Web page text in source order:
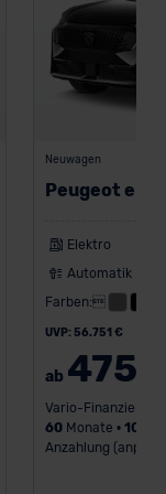
Neuwagen
Peugeot e-
Elektro
Automatik
Farben:
UVP: 56.751 €
ab 475
Vario-Finanzierung
60Monate •
Anzahlung